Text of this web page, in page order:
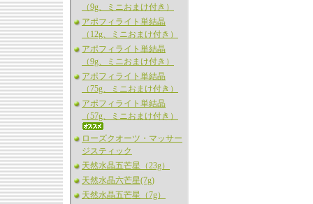
（9g、ミニおまけ付き）
アポフィライト単結晶
（12g、ミニおまけ付き）
アポフィライト単結晶
（9g、ミニおまけ付き）
アポフィライト単結晶
（75g、ミニおまけ付き）
アポフィライト単結晶
（57g、ミニおまけ付き）
ローズクオーツ・マッサー
ジスティック
天然水晶五芒星（23g）
天然水晶六芒星(7g)
天然水晶五芒星（7g）